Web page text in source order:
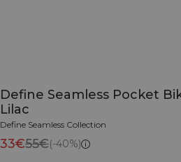
Define Seamless Pocket
Lilac
Define Seamless Collection
33€55€(-40%)